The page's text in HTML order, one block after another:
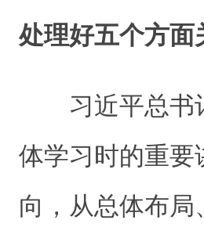
处理好五个方面
习近平总书
体学习时的重要
向，从总体布